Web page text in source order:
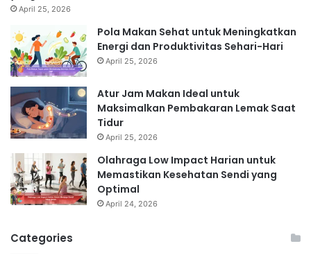
April 25, 2026
Pola Makan Sehat untuk Meningkatkan
Energi dan Produktivitas Sehari-Hari
April 25, 2026
Atur Jam Makan Ideal untuk
Maksimalkan Pembakaran Lemak Saat
Tidur
April 25, 2026
Olahraga Low Impact Harian untuk
Memastikan Kesehatan Sendi yang
Optimal
April 24, 2026
Categories